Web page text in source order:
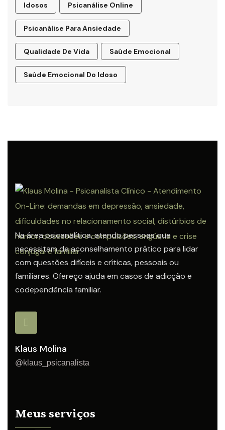
Idosos Psicanálise Online
Psicanálise Para Ansiedade
Qualidade De Vida Saúde Emocional
Saúde Emocional Do Idoso
Na área psicanalítica, atendo pessoas que
necessitam de aconselhamento prático para lidar
com questões difíceis e críticas, pessoais ou
familiares. Ofereço ajuda em casos de adicção e
codependência familiar.
Klaus Molina
@klaus_psicanalista
Meus serviços